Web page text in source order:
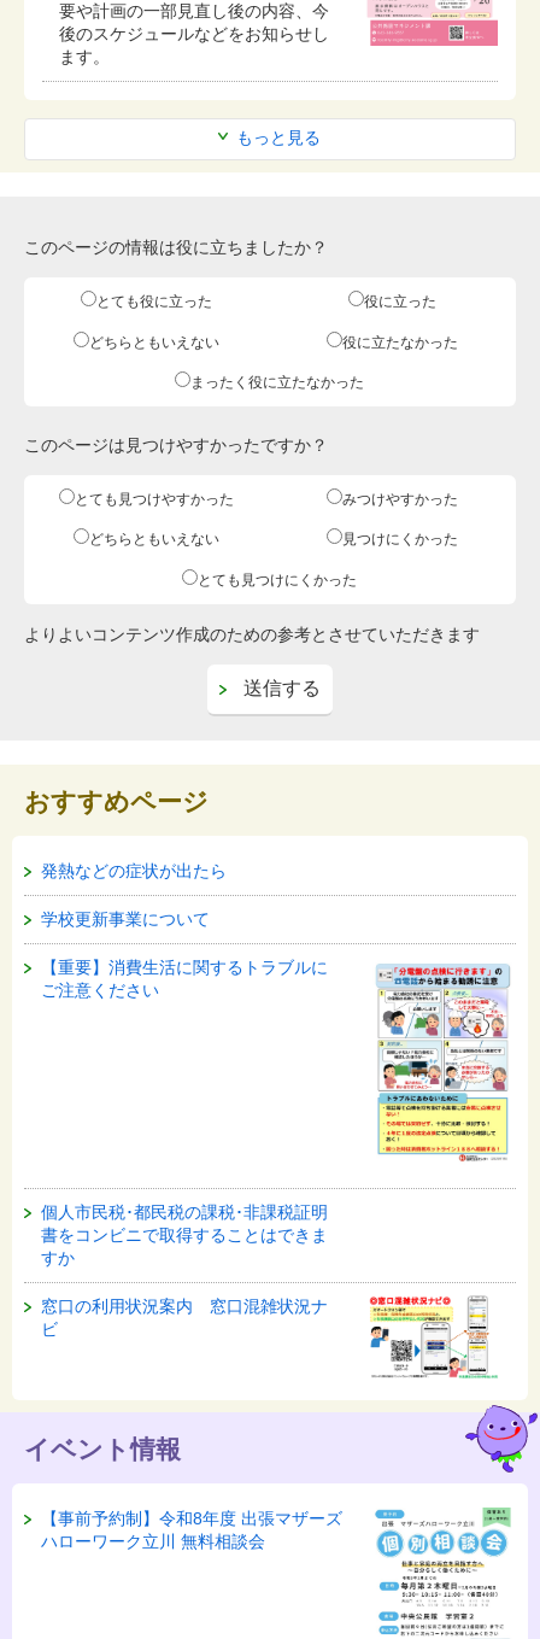
もっと見る
要や計画の一部見直し後の内容、今
後のスケジュールなどをお知らせし
ます。
このページの情報は役に立ちましたか？
とても役に立った 役に立った
どちらともいえない 役に立たなかった
まったく役に立たなかった
このページは見つけやすかったですか？
とても見つけやすかった みつけやすかった
どちらともいえない 見つけにくかった
とても見つけにくかった
よりよいコンテンツ作成のための参考とさせていただきます
おすすめページ
発熱などの症状が出たら
学校更新事業について
【重要】消費生活に関するトラブルに
ご注意ください
個人市民税･都民税の課税･非課税証明
書をコンビニで取得することはできま
すか
窓口の利用状況案内 窓口混雑状況ナ
ビ
イベント情報
【事前予約制】令和8年度 出張マザーズ
ハローワーク立川 無料相談会